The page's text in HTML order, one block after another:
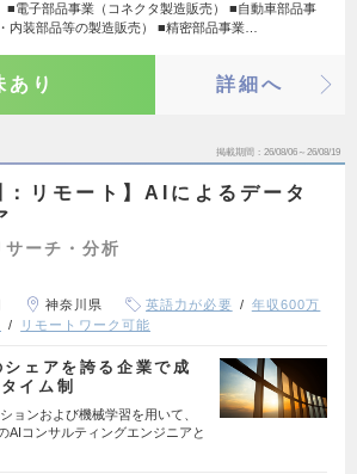
■電子部品事業（コネクタ製造販売） ■自動車部品事
内装部品等の製造販売） ■精密部品事業…
あり 詳細へ
掲載期間 26/08/06～26/08/19
：リモート】AIによるデータ
ーチ・分析
神奈川県 英語力が必要
年収600万
リモートワーク可能
ェアを誇る企業で成
イム制
ョンおよび機械学習を用いて、
AIコンサルティングエンジニアと